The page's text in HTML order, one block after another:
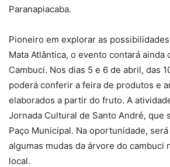
Paranapiacaba.
Pioneiro em explorar as
Mata Atlântica, o evento contará ainda
Cambuci. Nos dias 5 e 6 de abril, das
poderá conferir a feira de produtos e
elaborados a partir do fruto. A
Jornada Cultural de Santo André, que
Paço Municipal. Na oportunidade,
algumas mudas da árvore do cambuci
local.